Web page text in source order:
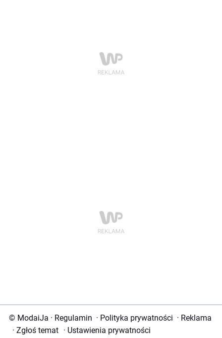
© ModaiJa · Regulamin · Polityka prywatności · Reklama
· Zgłoś temat · Ustawienia prywatności